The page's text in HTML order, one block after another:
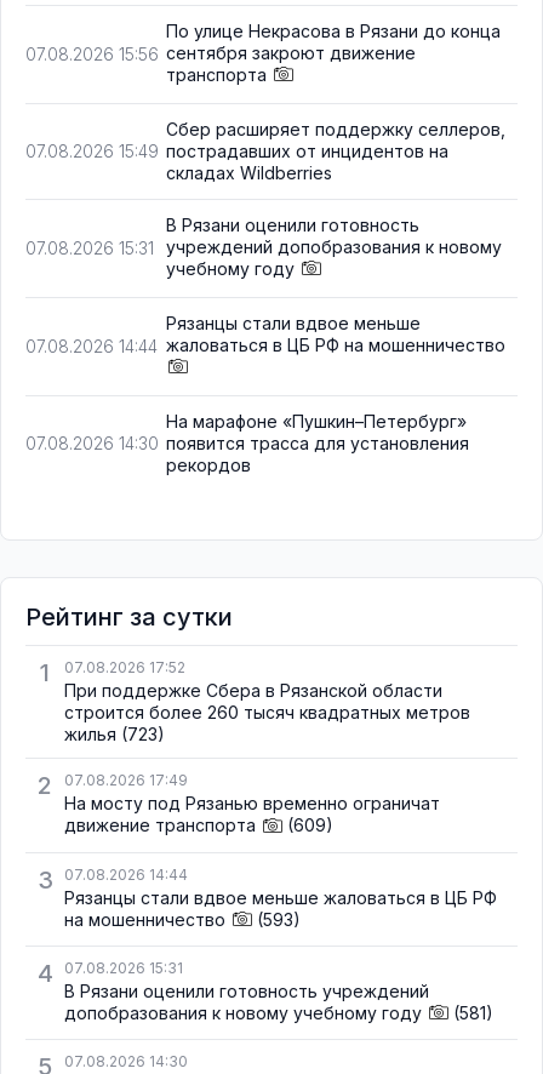
07.08.2026 15:56
По улице Некрасова в Рязани до конца
сентября закроют движение
транспорта
07.08.2026 15:49
Сбер расширяет поддержку селлеров,
пострадавших от инцидентов на
складах Wildberries
07.08.2026 15:31
В Рязани оценили готовность
учреждений допобразования к новому
учебному году
07.08.2026 14:44
Рязанцы стали вдвое меньше
жаловаться в ЦБ РФ на мошенничество
07.08.2026 14:30
На марафоне «Пушкин–Петербург»
появится трасса для установления
рекордов
Рейтинг за сутки
1
07.08.2026 17:52
При поддержке Сбера в Рязанской области
строится более 260 тысяч квадратных метров
жилья (723)
2 07.08.2026 17:49
На мосту под Рязанью временно ограничат
движение транспорта
(609)
3 07.08.2026 14:44
Рязанцы стали вдвое меньше жаловаться в ЦБ РФ
на мошенничество
(593)
4 07.08.2026 15:31
В Рязани оценили готовность учреждений
допобразования к новому учебному году
(581)
5 07.08.2026 14:30